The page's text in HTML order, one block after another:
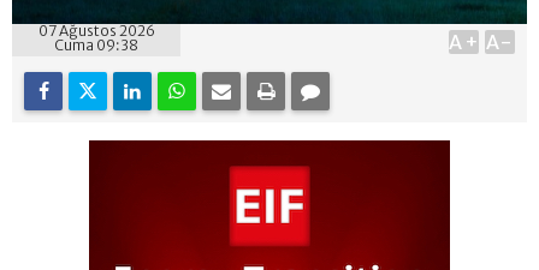
07 Ağustos 2026
Cuma 09:38
A+ A-